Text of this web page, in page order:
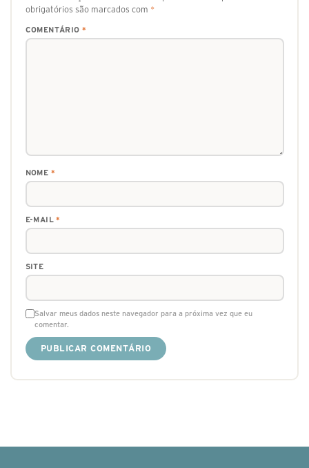
obrigatórios são marcados com *
COMENTÁRIO *
NOME *
E-MAIL*
SITE
Salvar meus dados neste navegador para a próxima vez que eu
comentar.